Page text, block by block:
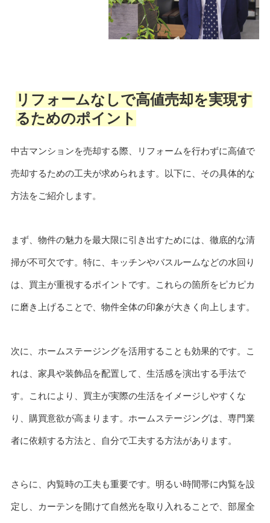
リフォームなしで高値売却を実現す
るためのポイント
中古マンションを売却する際、リフォームを行わずに高値で
売却するための工夫が求められます。以下に、その具体的な
方法をご紹介します。
まず、物件の魅力を最大限に引き出すためには、徹底的な清
掃が不可欠です。特に、キッチンやバスルームなどの水回り
は、買主が重視するポイントです。これらの箇所をピカピカ
に磨き上げることで、物件全体の印象が大きく向上します。
次に、ホームステージングを活用することも効果的です。こ
れは、家具や装飾品を配置して、生活感を演出する手法で
す。これにより、買主が実際の生活をイメージしやすくな
り、購買意欲が高まります。ホームステージングは、専門業
者に依頼する方法と、自分で工夫する方法があります。
さらに、内覧時の工夫も重要です。明るい時間帯に内覧を設
定し、カーテンを開けて自然光を取り入れることで、部屋全